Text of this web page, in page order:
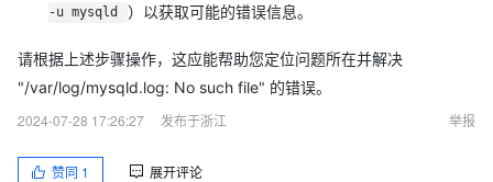
-u mysqld
）以获取可能的错误信息。
请根据上述步骤操作，这应能帮助您定位问题所在并解决
"/var/log/mysqld.log: No such file" 的错误。
2024-07-28 17:26:27
发布于浙江 举报
赞同 1 展开评论